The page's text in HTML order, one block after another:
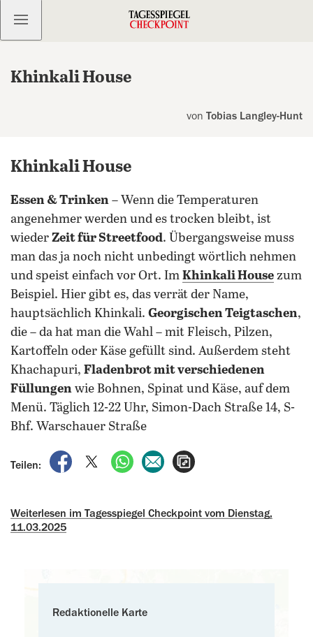
Kostenlos anmelden
Khinkali House
von Tobias Langley-Hunt
Khinkali House
Essen & Trinken – Wenn die Temperaturen
angenehmer werden und es trocken bleibt, ist
wieder Zeit für Streetfood. Übergangsweise muss
man das ja noch nicht unbedingt wörtlich nehmen
und speist einfach vor Ort. Im Khinkali House zum
Beispiel. Hier gibt es, das verrät der Name,
hauptsächlich Khinkali. Georgischen Teigtaschen,
die – da hat man die Wahl – mit Fleisch, Pilzen,
Kartoffeln oder Käse gefüllt sind. Außerdem steht
Khachapuri, Fladenbrot mit verschiedenen
Füllungen wie Bohnen, Spinat und Käse, auf dem
Menü. Täglich 12-22 Uhr, Simon-Dach Straße 14, S-
Bhf. Warschauer Straße
Teilen:
auf Facebook teilen
auf X teilenper WhatsApp teilen
per E-Mail teilen
Weiterlesen im Tagesspiegel Checkpoint vom Dienstag,
11.03.2025
Redaktionelle Karte